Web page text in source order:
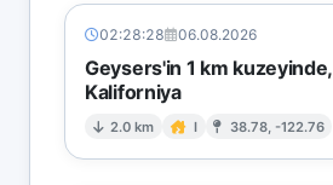
02:28:28 06.08.2026
Geysers'in 1 km kuzeyinde,
Kaliforniya
2.0 km I 38.78, -122.76